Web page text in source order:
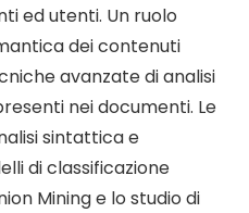
ed utenti. Un ruolo
dei contenuti
avanzate di analisi
nei documenti. Le
sintattica e
di classificazione
Mining e lo studio di